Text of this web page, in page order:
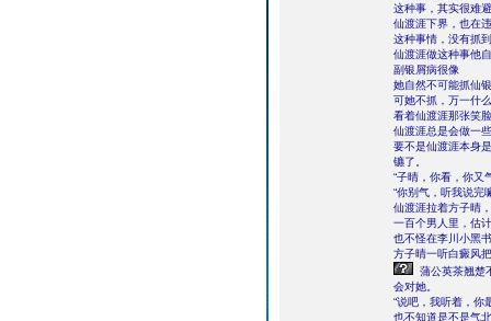
这种事，其实很难
仙渡涯下界，也在
这种事情，没有抓
仙渡涯做这种事他
副银屑病很像
她自然不可能抓仙
可她不抓，万一什
看着仙渡涯那张笑
仙渡涯总是会做一
要不是仙渡涯本身
镳了。
“子晴，你看，你又
“你别气，听我说完
仙渡涯拉着方子晴
一百个男人里，估
也不怪在李川小黑
方子晴一听白癜风
蒲公英茶翘楚
会对她。
“说吧，我听着，你
也不知道是不是气